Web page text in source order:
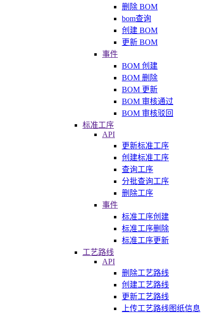
删除 BOM
bom查询
创建 BOM
更新 BOM
事件
BOM 创建
BOM 删除
BOM 更新
BOM 审核通过
BOM 审核驳回
标准工序
API
更新标准工序
创建标准工序
查询工序
分批查询工序
删除工序
事件
标准工序创建
标准工序删除
标准工序更新
工艺路线
API
删除工艺路线
创建工艺路线
更新工艺路线
上传工艺路线图纸信息